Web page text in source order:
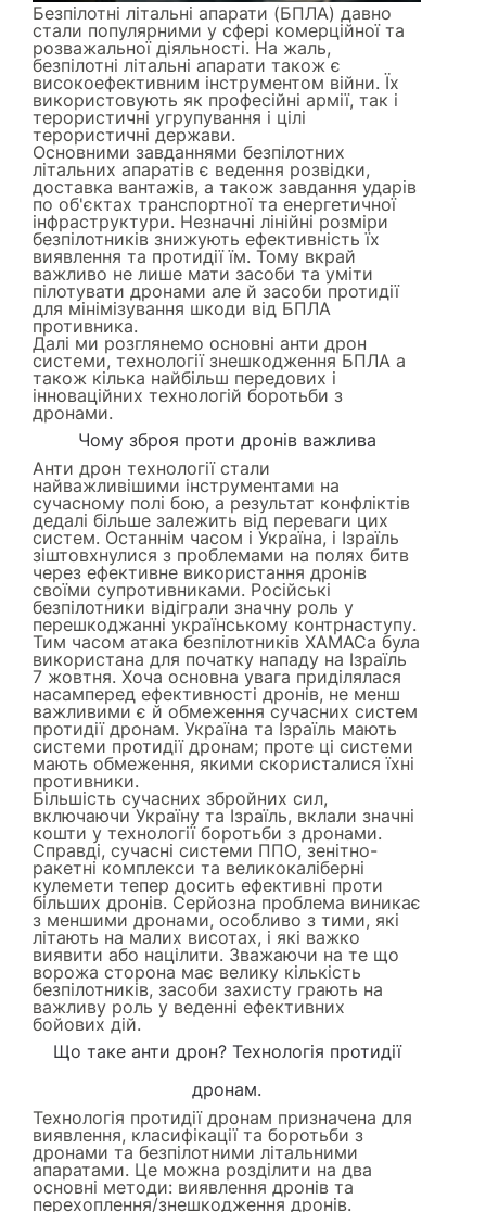
Безпілотні літальні апарати (БПЛА) давно
стали популярними у сфері комерційної та
розважальної діяльності. На жаль,
безпілотні літальні апарати також є
високоефективним інструментом війни. Їх
використовують як професійні армії, так і
терористичні угрупування і цілі
терористичні держави.
Основними завданнями безпілотних
літальних апаратів є ведення розвідки,
доставка вантажів, а також завдання ударів
по об'єктах транспортної та енергетичної
інфраструктури. Незначні лінійні розміри
безпілотників знижують ефективність їх
виявлення та протидії їм. Тому вкрай
важливо не лише мати засоби та уміти
пілотувати дронами але й засоби протидії
для мінімізування шкоди від БПЛА
противника.
Далі ми розглянемо основні анти дрон
системи, технології знешкодження БПЛА а
також кілька найбільш передових і
інноваційних технологій боротьби з
дронами.
Чому зброя проти дронів важлива
Анти дрон технології стали
найважливішими інструментами на
сучасному полі бою, а результат конфліктів
дедалі більше залежить від переваги цих
систем. Останнім часом і Україна, і Ізраїль
зіштовхнулися з проблемами на полях битв
через ефективне використання дронів
своїми супротивниками. Російські
безпілотники відіграли значну роль у
перешкоджанні українському контрнаступу.
Тим часом атака безпілотників ХАМАСа була
використана для початку нападу на Ізраїль
7 жовтня. Хоча основна увага приділялася
насамперед ефективності дронів, не менш
важливими є й обмеження сучасних систем
протидії дронам. Україна та Ізраїль мають
системи протидії дронам; проте ці системи
мають обмеження, якими скористалися їхні
противники.
Більшість сучасних збройних сил,
включаючи Україну та Ізраїль, вклали значні
кошти у технології боротьби з дронами.
Справді, сучасні системи ППО, зенітно-
ракетні комплекси та великокаліберні
кулемети тепер досить ефективні проти
більших дронів. Серйозна проблема виникає
з меншими дронами, особливо з тими, які
літають на малих висотах, і які важко
виявити або націлити. Зважаючи на те що
ворожа сторона має велику кількість
безпілотників, засоби захисту грають на
важливу роль у веденні ефективних
бойових дій.
Що таке анти дрон? Технологія протидії
дронам.
Технологія протидії дронам призначена для
виявлення, класифікації та боротьби з
дронами та безпілотними літальними
апаратами. Це можна розділити на два
основні методи: виявлення дронів та
перехоплення/знешкодження дронів.